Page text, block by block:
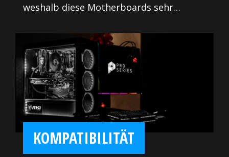
weshalb diese Motherboards sehr
werden viele Tools zur
Systemoptimierung und Fehlerbehebung
angeboten, damit man die volle Leistung
aus dem PC holen kann. So einfach war
der Einbau und die Einstellung eines
Motherboards noch nie!
KOMPATIBILITÄT